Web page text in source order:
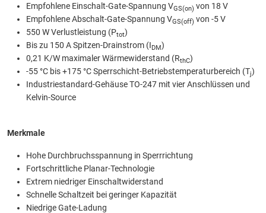
Empfohlene Einschalt-Gate-Spannung VGS(on) von 18 V
Empfohlene Abschalt-Gate-Spannung VGS(off) von -5 V
550 W Verlustleistung (Ptot)
Bis zu 150 A Spitzen-Drainstrom (IDM)
0,21 K/W maximaler Wärmewiderstand (RthC)
-55 °C bis +175 °C Sperrschicht-Betriebstemperaturbereich (Tj)
Industriestandard-Gehäuse TO-247 mit vier Anschlüssen und
Kelvin-Source
Merkmale
Hohe Durchbruchsspannung in Sperrrichtung
Fortschrittliche Planar-Technologie
Extrem niedriger Einschaltwiderstand
Schnelle Schaltzeit bei geringer Kapazität
Niedrige Gate-Ladung